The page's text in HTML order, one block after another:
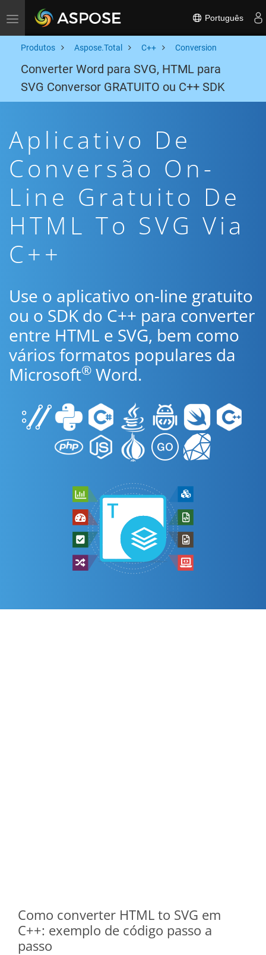
Toggle navigation Português
Produtos Aspose.Total C++ Conversion
Converter Word para SVG, HTML para
SVG Conversor GRATUITO ou C++ SDK
Aplicativo De
Conversão On-
Line Gratuito De
HTML To SVG Via
C++
Use o aplicativo on-line gratuito
ou o SDK do C++ para converter
entre HTML e SVG, bem como
vários formatos populares da
Microsoft® Word.
Como converter HTML to SVG em
C++: exemplo de código passo a
passo